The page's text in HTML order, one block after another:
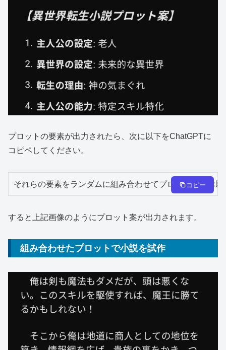
プロットの要素が出力されたら、次に以下をChatGPTに
コピペしてください。
それらの要素をランダムに組み合わせてプロット案をお願
コピー
すると上記画像のようにプロット案が出力されます。
組み合わせたプロットで小説を試作